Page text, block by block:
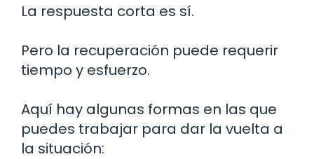
La respuesta corta es sí.
Pero la recuperación puede requerir
tiempo y esfuerzo.
Aquí hay algunas formas en las que
puedes trabajar para dar la vuelta a
la situación: